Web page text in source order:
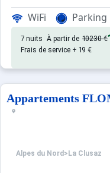
La Clusaz - Centre
Appartement de
WiFi Parking
7 nuits À partir de 10230 €
Frais de service + 19 €
Appartements
Alpes du Nord > La Clusaz